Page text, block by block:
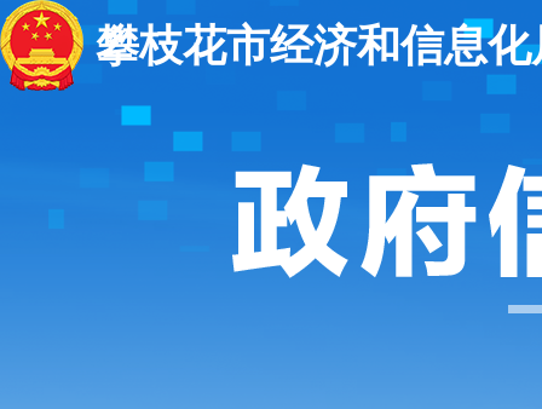
攀枝花市经济和信息化